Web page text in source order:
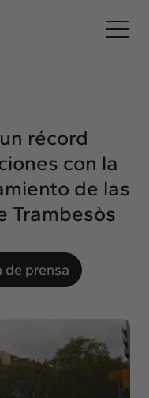
récord
con la
de las
Trambesòs
de prensa